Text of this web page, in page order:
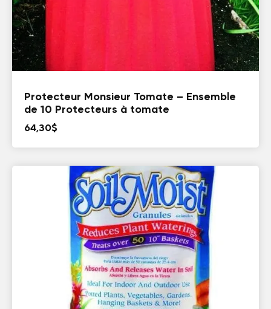
Protecteur Monsieur Tomate – Ensemble
de 10 Protecteurs à tomate
64,30$